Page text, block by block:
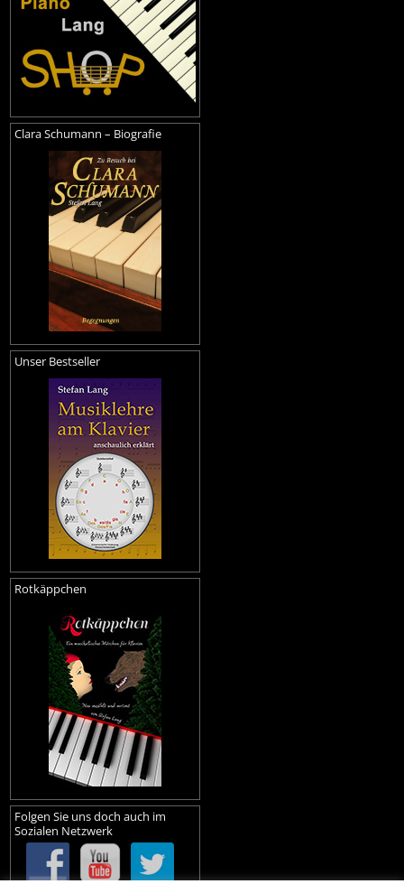
Clara Schumann – Biografie
Unser Bestseller
Rotkäppchen
Folgen Sie uns doch auch im
Sozialen Netzwerk